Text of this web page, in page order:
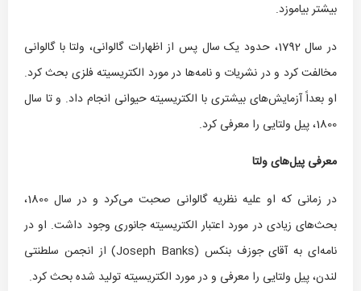
بیشتر بیاموزد.
در سال 1792، حدود یک سال پس از اظهارات گالوانی، ولتا با گالوانی
مخالفت کرد و در نشریات و نامه‌ها در مورد الکتریسیته فلزی بحث کرد.
او بعداً آزمایش‌های بیشتری با الکتریسیته حیوانی انجام داد. و تا سال
1800، پیل ولتایی را معرفی کرد.
معرفی پیل‌های ولتا
در زمانی که او علیه نظریه گالوانی صحبت می‌کرد و در سال 1800،
بحث‌های زیادی در مورد اعتبار الکتریسیته جانوری وجود داشت. او در
نامه‌ای به آقای جوزف بنکس (Joseph Banks) از انجمن سلطنتی
لندن، پیل ولتایی را معرفی و در مورد الکتریسیته تولید شده بحث کرد.